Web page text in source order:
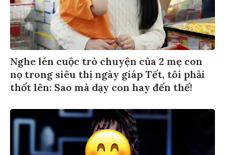
Nghe lén cuộc trò chuyện của 2 mẹ con
nọ trong siêu thị ngày giáp Tết, tôi phải
thốt lên: Sao mà dạy con hay đến thế!